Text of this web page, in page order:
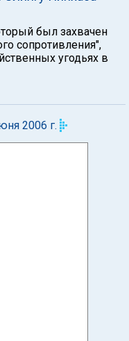
был захвачен
сопротивления",
угодьях в
2006 г.